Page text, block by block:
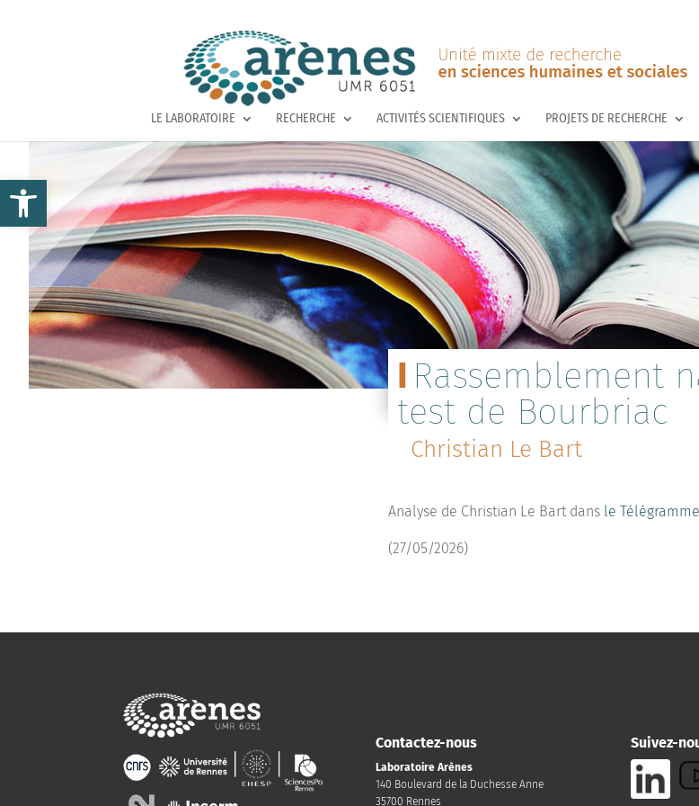
Ouvrir la barre d’outils
LE LABORATOIRE RECHERCHE ACTIVITÉS SCIENTIFIQUES PROJETS DE RECHERCHE
Rassemblement
test de Bourbriac
Christian Le Bart
Analyse de Christian Le Bart dans le Télégramme
(27/05/2026)
Contactez-nous
Laboratoire Arènes
140 Boulevard de la Duchesse Anne
35700 Rennes
Suivez-